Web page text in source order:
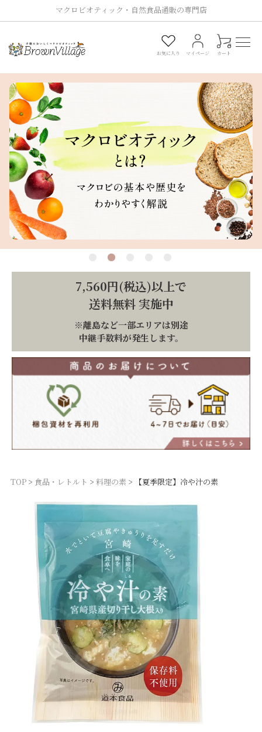
マクロビオティック・自然食品通販の専門店
お気に入り マイページ カート
0
7,560円(税込)以上で
送料無料 実施中
※離島など一部エリアは別途
中継手数料が発生します。
TOP 食品・レトルト 料理の素 【夏季限定】冷や汁の素